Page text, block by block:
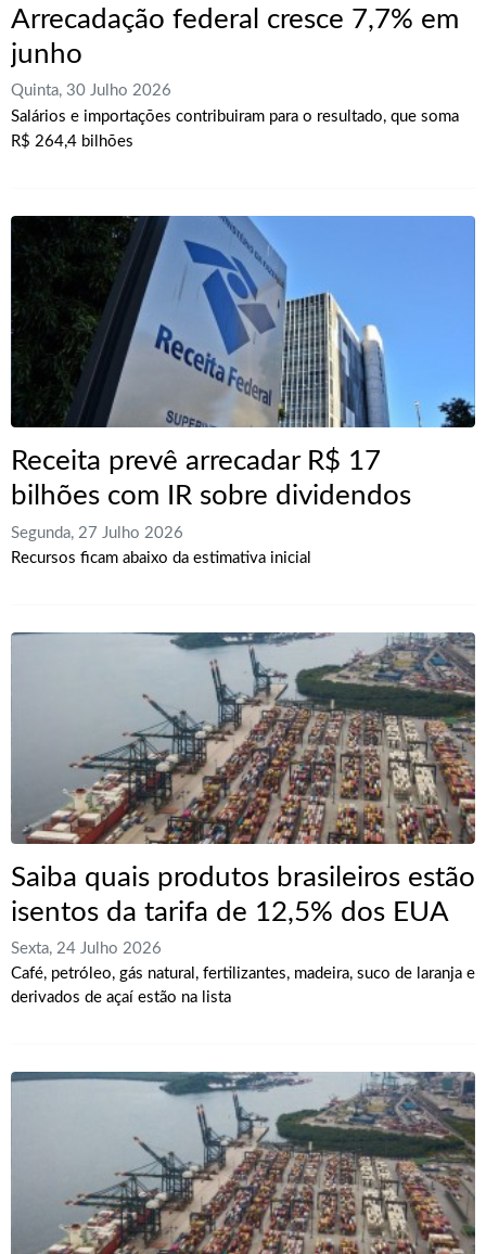
Arrecadação federal cresce 7,7% em
junho
Quinta, 30 Julho 2026
Salários e importações contribuiram para o resultado, que soma
R$ 264,4 bilhões
Receita prevê arrecadar R$ 17
bilhões com IR sobre dividendos
Segunda, 27 Julho 2026
Recursos ficam abaixo da estimativa inicial
Saiba quais produtos brasileiros estão
isentos da tarifa de 12,5% dos EUA
Sexta, 24 Julho 2026
Café, petróleo, gás natural, fertilizantes, madeira, suco de laranja e
derivados de açaí estão na lista